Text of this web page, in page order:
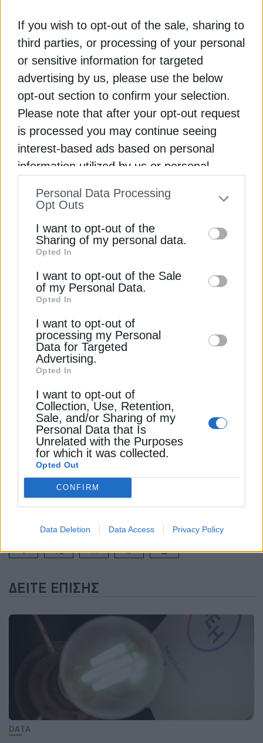
If you wish to opt-out of the sale, sharing to
third parties, or processing of your personal
or sensitive information for targeted
advertising by us, please use the below
opt-out section to confirm your selection.
Please note that after your opt-out request
is processed you may continue seeing
interest-based ads based on personal
information utilized by us or personal
to your opt-out. You may separately opt-out
information by third parties on the IAB’s list
of downstream participants. This
information may also be disclosed by us to
third parties on theIAB’s List of
Downstream Participants
disclose it to other third parties.
Personal Data Processing
Opt Outs
I want to opt-out of the
Sharing of my personal data.
Opted In
I want to opt-out of the Sale
of my Personal Data.
Opted In
I want to opt-out of
processing my Personal
Data for Targeted
Advertising.
Opted In
I want to opt-out of
Collection, Use, Retention,
Sale, and/or Sharing of my
Personal Data that Is
Unrelated with the Purposes
for which it was collected.
Opted Out
CONFIRM
Data Deletion Data Access Privacy Policy
10,32 ευρώ.
Στις υπόλοιπες τραπεζικές μετοχές, η
συναλλακτική δραστηριότητα παρέμεινε σχετικά
υποτονική σε σύγκριση με τις προηγούμενες
συνεδριάσεις. Η Eurobank υποχώρησε οριακά
στα 3,96 ευρώ με όγκο 3,37 εκατ. τεμαχίων, ενώ
η Τράπεζα Πειραιώς έκλεισε στα 8,60 ευρώ με
συναλλαγές 2,13 εκατ. μετοχών.
στην αυριανή συνεδρίαση, καθώς το βράδυ
αναμένονται οι αποφάσεις για ενδεχόμενες
αλλαγές στον δείκτη MSCI Emerging Markets,
εξέλιξη που ενδέχεται να επηρεάσει σημαντικά τις
βραχυπρόθεσμες κεφαλαιακές ροές προς το
ελληνικό χρηματιστήριο.
Διαβάστε ακόμη
Χρηματιστήριο: Πτώση 1,11% στον ΓΔ την
Παρασκευή, κέρδη για ΔΕΗ, Elvalhalcor
Χρηματιστήριο: Μικρή άνοδος στον ΓΔ την Πέμπτη,
πώς πήγαν οι ενεργειακές μετοχές
Χρηματιστήριο: Κέρδη 3,17% για τον ΓΔ την
Τετάρτη, στο +10,90% η Viohalco
CENERGY HOLDINGS
ΧΡΗΜΑΤΙΣΤΗΡΙΟ
ΔΕΊΤΕ ΕΠΊΣΗΣ
DATA